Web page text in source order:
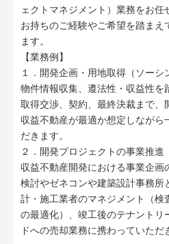
ェクトマネジメント）業務をお任
お持ちのご経験やご希望を踏まえ
ます。
【業務例】
１．開発企画・用地取得（ソーシ
物件情報収集、遵法性・収益性を
取得交渉、契約、最終決裁まで、
収益不動産が最適か想定しながら
だきます。
２．開発プロジェクトの事業推進
収益不動産開発における事業企画
検討やゼネコンや建築設計事務所
計・施工業者のマネジメント（検
の最適化）、竣工後のテナントリ
ドへの売却業務に携わっていただ